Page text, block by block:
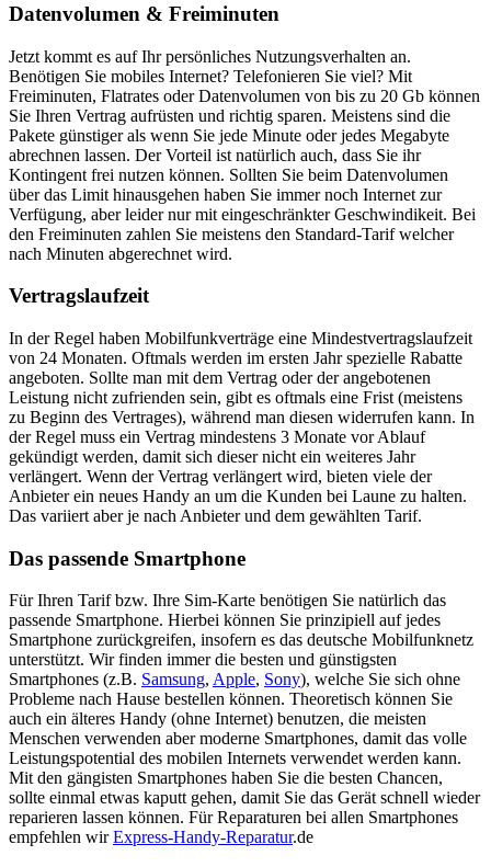
Datenvolumen & Freiminuten
Jetzt kommt es auf Ihr persönliches Nutzungsverhalten an.
Benötigen Sie mobiles Internet? Telefonieren Sie viel? Mit
Freiminuten, Flatrates oder Datenvolumen von bis zu 20 Gb können
Sie Ihren Vertrag aufrüsten und richtig sparen. Meistens sind die
Pakete günstiger als wenn Sie jede Minute oder jedes Megabyte
abrechnen lassen. Der Vorteil ist natürlich auch, dass Sie ihr
Kontingent frei nutzen können. Sollten Sie beim Datenvolumen
über das Limit hinausgehen haben Sie immer noch Internet zur
Verfügung, aber leider nur mit eingeschränkter Geschwindikeit. Bei
den Freiminuten zahlen Sie meistens den Standard-Tarif welcher
nach Minuten abgerechnet wird.
Vertragslaufzeit
In der Regel haben Mobilfunkverträge eine Mindestvertragslaufzeit
von 24 Monaten. Oftmals werden im ersten Jahr spezielle Rabatte
angeboten. Sollte man mit dem Vertrag oder der angebotenen
Leistung nicht zufrienden sein, gibt es oftmals eine Frist (meistens
zu Beginn des Vertrages), während man diesen widerrufen kann. In
der Regel muss ein Vertrag mindestens 3 Monate vor Ablauf
gekündigt werden, damit sich dieser nicht ein weiteres Jahr
verlängert. Wenn der Vertrag verlängert wird, bieten viele der
Anbieter ein neues Handy an um die Kunden bei Laune zu halten.
Das variiert aber je nach Anbieter und dem gewählten Tarif.
Das passende Smartphone
Für Ihren Tarif bzw. Ihre Sim-Karte benötigen Sie natürlich das
passende Smartphone. Hierbei können Sie prinzipiell auf jedes
Smartphone zurückgreifen, insofern es das deutsche Mobilfunknetz
unterstützt. Wir finden immer die besten und günstigsten
Smartphones (z.B. Samsung, Apple, Sony), welche Sie sich ohne
Probleme nach Hause bestellen können. Theoretisch können Sie
auch ein älteres Handy (ohne Internet) benutzen, die meisten
Menschen verwenden aber moderne Smartphones, damit das volle
Leistungspotential des mobilen Internets verwendet werden kann.
Mit den gängisten Smartphones haben Sie die besten Chancen,
sollte einmal etwas kaputt gehen, damit Sie das Gerät schnell wieder
reparieren lassen können. Für Reparaturen bei allen Smartphones
empfehlen wirExpress-Handy-Reparatur.de